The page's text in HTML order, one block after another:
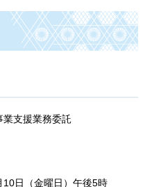
支援業務委託
日（金曜日）午後5時